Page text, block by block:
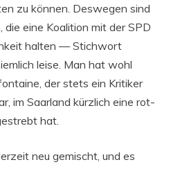
zu können. Deswegen sind
die eine Koalition mit der SPD
halten — Stichwort
leise. Man hat wohl
der stets ein Kritiker
im Saarland kürzlich eine rot-
hat.
neu gemischt, und es